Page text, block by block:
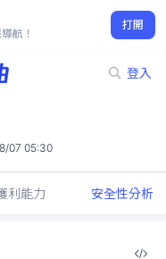
航！
打開
登入
07 05:30
利能力 安全性分析